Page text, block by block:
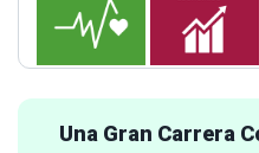
Una Gran Carrera